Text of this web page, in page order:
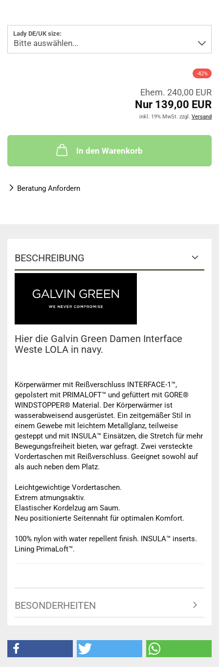
Lady DE/UK size:
-42%
Ehem. 240,00 EUR
Nur 139,00 EUR
inkl. 19% MwSt. zzgl. Versand
In den Warenkorb
Beratung Anfordern
BESCHREIBUNG
Hier die Galvin Green Damen Interface
Weste LOLA in navy.
Körperwärmer mit Reißverschluss INTERFACE-1™,
gepolstert mit PRIMALOFT™ und gefüttert mit GORE®
WINDSTOPPER® Material. Der Körperwärmer ist
wasserabweisend ausgerüstet. Ein zeitgemäßer Stil in
einem Gewebe mit leichtem Metallglanz, teilweise
gesteppt und mit INSULA™ Einsätzen, die Stretch für mehr
Bewegungsfreiheit bieten, war gefragt. Zwei versteckte
Vordertaschen mit Reißverschluss. Geeignet sowohl auf
als auch neben dem Platz.
Leichtgewichtige Vordertaschen.
Extrem atmungsaktiv.
Elastischer Kordelzug am Saum.
Neu positionierte Seitennaht für optimalen Komfort.
100% nylon with water repellent finish. INSULA™ inserts.
Lining PrimaLoft™.
BESONDERHEITEN